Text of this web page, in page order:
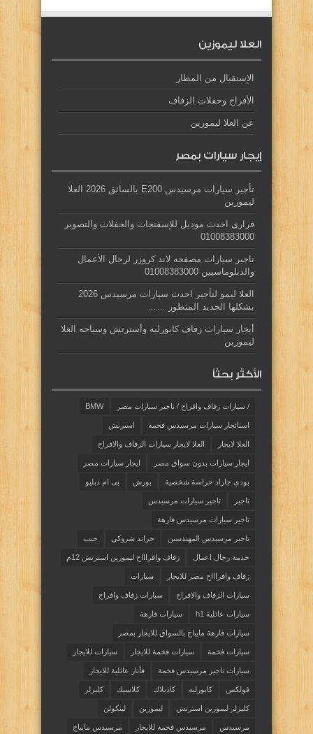
العلا ليموزين
الإستقبال من المطار
الأفراح وحفلات الزفاف
عن العلا ليموزين
إيجار سيارات بمصر
تأجير سيارات مرسيدس E200 بالسائق 2026 العلا
ليموزين
فراري احدث موديل للإسفنجات والحفلات والتصوير
01008383000
تاجير سيارات مصفحه لاند كروزر لرجال الأعمال
والدبلوماسيين 01008383000
العلا ليمو لتأجير احدث سيارات مرسيدس 2026
بشكلها الجديد المتطور ……
أيجار سيارات زفاف كابورليه وأسترتش وسياحه العلا
ليموزين
الأكثر بحثاً
/ سيارات زفاف وافراح / تاجير سيارات مصر BMW
استائجار سيارات مرسيدس فخمة استرتش
العلا لايجار العلا لايجار سيارات الزفاف والافراح
ايجار سيارات بدون سواق مصر ايجار سيارات مصر
بودي جاراد حراسة شخصية بورش بى ام دبليو
تاجير تاجير سيارات مرسيدس
تاجير سيارات مرسيدس فارهة
تاجير مرسيدس المهندسين جراند شروكي جيب
خدمة رجال اعمال زفاف وافراااح ليموزين اسنرتش 12م
زفاف وافراااح مصر للايجار سيارات
سيارات الزفاف والافراح سيارات زفاف وافراح
سيارات عائلية h1 سيارات فارهة
سيارات فارهة مايباخ بالسواق للايجار بمصر
سيارات فخمة سيارات فخمة للايجار سيارات للايجار
سيارات ناجير مرسيدس فخمة فأنار عائلية للايجار
فولكس كابورليه كاديلاك كلاسيك كليزلر
كليزلر ليموزين استرتش ليموزين لينكولن
مرسيدس مرسيدس فخمة للايجار مرسيدس مايباخ